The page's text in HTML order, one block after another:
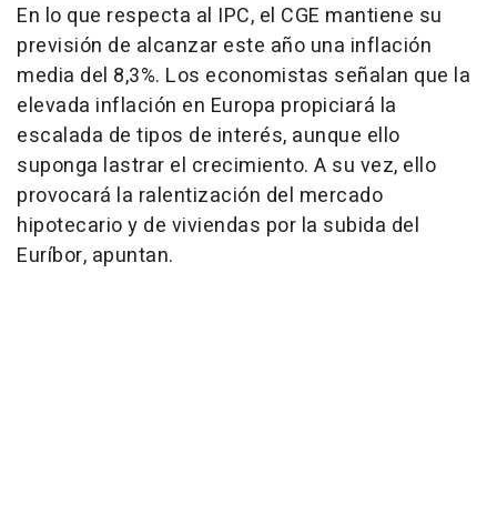
En lo que respecta al IPC, el CGE mantiene su
previsión de alcanzar este año una inflación
media del 8,3%. Los economistas señalan que la
elevada inflación en Europa propiciará la
escalada de tipos de interés, aunque ello
suponga lastrar el crecimiento. A su vez, ello
provocará la ralentización del mercado
hipotecario y de viviendas por la subida del
Euríbor, apuntan.